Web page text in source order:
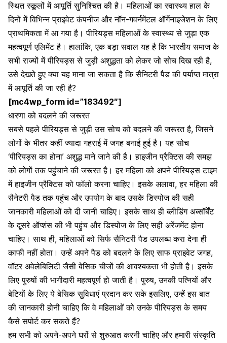
स्थित स्कूलों में आपूर्ति सुनिश्चित की है। महिलाओं का स्वास्थ्य हाल के
दिनों में विभिन्न प्राइवेट कंपनीज और नॉन-गवर्नमेंटल ऑर्गेनाइजेशनके लिए
प्राथमिकता में आ गया है।पीरियड्स महिलाओं के स्वास्थ्य से जुड़ा एक
महत्वपूर्ण एलिमेंट है। हालांकि, एक बड़ा सवाल यह है कि भारतीय समाज के
सभी राज्यों में पीरियड्स से जुड़ी अशुद्धता को लेकर जो सोच दिख रही है,
उसे देखते हुए क्या यह माना जा सकता है कि सैनिटरी पैड की पर्याप्त मात्रा
में आपूर्ति की जा रही है?
[mc4wp_form id=”183492″]
धारणा को बदलने की जरूरत
सबसे पहले पीरियड्स से जुड़ी उस सोच को बदलने की जरूरत है, जिसने
लोगों के भीतर कहीं ज्यादा गहराई में जगह बनाई हुई है। यह सोच
‘पीरियड्स का होना’ अशुद्ध माने जाने की है। हाइजीन प्रैक्टिस की समझ
को लोगों तक पहुंचाने की जरूरत है। हर महिला को अपने पीरियड्स टाइम
में हाइजीन प्रैक्टिस को फॉलो करना चाहिए। इसके अलावा, हर महिला की
सैनेटरी पैड तक पहुंच और उपयोग के बाद उसके डिस्पोज की सही
जानकारी महिलाओं को दी जानी चाहिए। इसके साथ ही ब्लीडिंग अब्सॉर्बेंट
के दूसरे ऑप्शंस की भी पहुंच और डिस्पोज के लिए सही अरेंजमेंट होना
चाहिए। साथ ही, महिलाओं को सिर्फ सैनिटरी पैड उपलब्ध करा देना ही
काफी नहीं होता। उन्हें अपनेपैड को बदलने के लिए साफ प्राइवेट जगह,
वॉटर अवेलेबिलिटी जैसी बेसिक चीजों की आवश्यकता भी होती है। इसके
लिए पुरुषों की भागीदारी महत्वपूर्ण हो जाती है। पुरुष, उनकी पत्नियों और
बेटियों के लिए ये बेसिक सुविधाएं प्रदान कर सके इसलिए, उन्हें इस बात
की जानकारी होनी चाहिए कि वे महिलाओं को उनके पीरियड्स के समय
कैसे सपोर्ट कर सकते हैं?
हम सभी को अपने-अपने घरों से शुरुआत करनी चाहिए और हमारी संस्कृति